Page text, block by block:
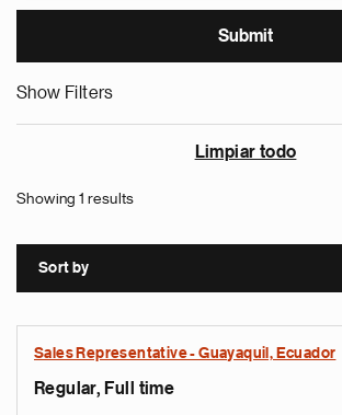
Show Filters
Limpiar todo
Showing 1 results
Sort by
Sales Representative - Guayaquil, Ecuador
Regular, Full time